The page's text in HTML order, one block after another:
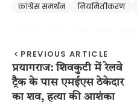
कांग्रेस समर्थन
नियमितीकरण
PREVIOUS ARTICLE
प्रयागराज: शिवकुटी में रेलवे
ट्रैक के पास एमईएस ठेकेदार
का शव, हत्या की आशंका